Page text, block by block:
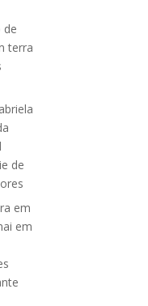
de
terra
de
em
em